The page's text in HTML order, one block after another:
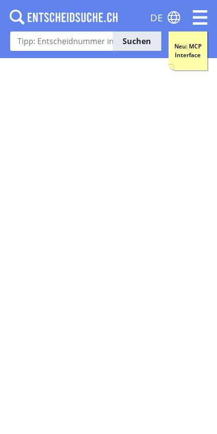
Suchen
Neu: MCP
Interface
DE